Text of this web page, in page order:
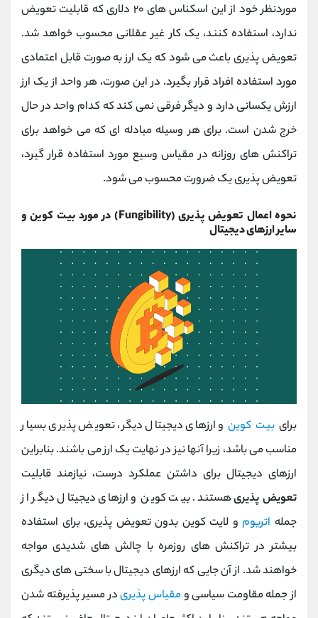
موردنظر خود از این اسکناس های ۲۰ دلاری که قابلیت تعویض
ندارد، استفاده کنند، یک کار غیر عقلانی محسوب خواهد شد.
تعویض پذیری باعث می شود که یک ارز به صورت قابل اعتمادی
مورد استفاده افراد قرار بگیرد. در این صورت، هر واحد از یک ارز
ارزش یکسانی دارد و دیگر فرقی نمی کند که کدام واحد در حال
خرج شدن است. برای هر وسیله مبادله ای که می خواهد برای
تراکنش های روزانه در مقیاس وسیع مورد استفاده قرار گیرد،
تعویض پذیری یک ضرورت محسوب می شود.
نحوه اعمال تعویض پذیری (Fungibility) در مورد بیت کوین و
سایر ارزهای دیجیتال
برای بیت کوین و ارزهای دیجیتال دیگر، تعویض پذیری بسیار
مناسب می باشد، زیرا آنها نیز در نهایت یک ارز می باشند. بنابراین
ارزهای دیجیتال برای داشتن عملکرد درست، نیازمند قابلیت
تعویض پذیریهستند. بیت کوین و ارزهای دیجیتال دیگر از
جمله اتریوم و لایت کوین بدون تعویض پذیری، برای استفاده
بیشتر در تراکنش های روزمره با چالش های شدیدی مواجه
خواهند شد. از آن جایی که ارزهای دیجیتال با سختی های دیگری
از جمله مقاومت سیاسی ومقیاس پذیریدر مسیر پذیرفته شدن